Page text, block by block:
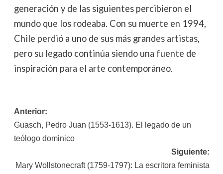
generación y de las siguientes percibieron el
mundo que los rodeaba. Con su muerte en 1994,
Chile perdió a uno de sus más grandes artistas,
pero su legado continúa siendo una fuente de
inspiración para el arte contemporáneo.
Navegación
de
entradas
Anterior:
Guasch, Pedro Juan (1553-1613). El legado de un
teólogo dominico
Siguiente:
Mary Wollstonecraft (1759-1797): La escritora feminista